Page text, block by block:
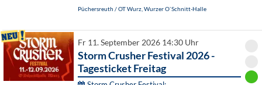
Püchersreuth / OT Wurz, Wurzer O`Schnitt-Halle
Fr 11. September 2026 14:30 Uhr
Storm Crusher Festival 2026 -
Tagesticket Freitag